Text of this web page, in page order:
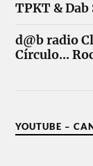
TPKT &
d@b radio
Círculo...
YOUTUBE –